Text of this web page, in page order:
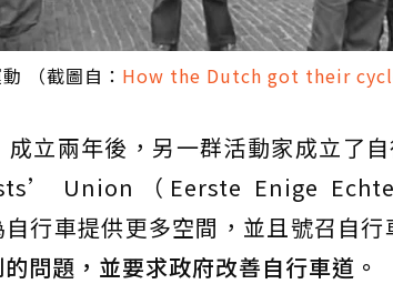
（截圖自： How the Dutch got their
成立兩年後，另一群活動家成立了
Union（Eerste Enige
行車提供更多空間，並且號召自行
問題，並要求政府改善自行車道。